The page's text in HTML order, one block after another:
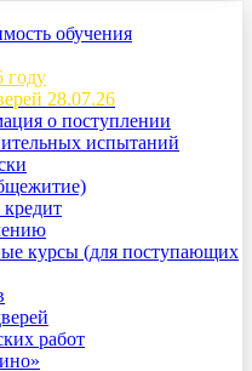
обучения
году
28.07.26
о поступлении
испытаний
курсы (для поступающих
работ